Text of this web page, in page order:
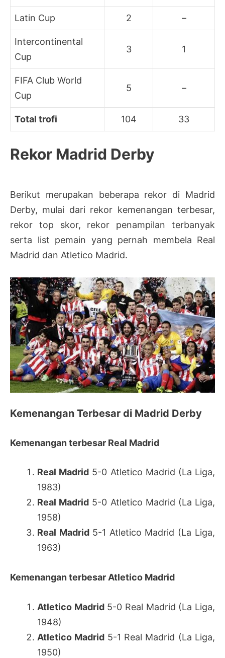
Latin Cup 2 –
Intercontinental
Cup
3 1
FIFA Club World
Cup
5 –
Total trofi 104 33
Rekor Madrid Derby
Berikut merupakan beberapa rekor di Madrid
Derby, mulai dari rekor kemenangan terbesar,
rekor top skor, rekor penampilan terbanyak
serta list pemain yang pernah membela Real
Madrid dan Atletico Madrid.
Kemenangan Terbesar di Madrid Derby
Kemenangan terbesar Real Madrid
Real Madrid 5-0 Atletico Madrid (La Liga,
1983)
Real Madrid 5-0 Atletico Madrid (La Liga,
1958)
Real Madrid 5-1 Atletico Madrid (La Liga,
1963)
Kemenangan terbesar Atletico Madrid
Atletico Madrid5-0 Real Madrid (La Liga,
1948)
Atletico Madrid 5-1 Real Madrid (La Liga,
1950)